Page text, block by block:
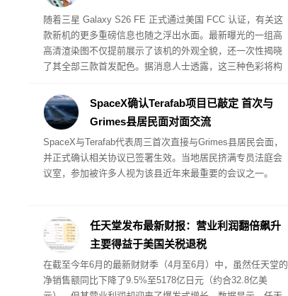
随着三星 Galaxy S26 FE 正式通过美国 FCC 认证，有关这
款新机的更多重磅信息也随之浮出水面。最新曝光的一组高
高清渲染图不仅提前展示了该机的外观全貌，还一次性揭晓
了其全部三款首发配色。据消息人士透露，这三种色彩将构
SpaceX确认Terafab项目已敲定 首次与
Grimes县居民面对面交流
SpaceX与Terafab代表周三首次直接与Grimes县居民会面，
并正式确认相关协议已签署生效。当地居民挤满专员法庭会
议室，参加被许多人视为该县近年来最重要的会议之一。
任天堂发布最新财报：营业利润翻倍飙升
主要得益于美国关税退税
在截至今年6月的最新财财季（4月至6月）中，虽然任天堂的
净销售额同比下降了9.5%至5178亿日元（约合32.8亿美